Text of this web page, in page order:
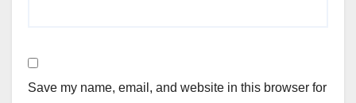
Save my name, email, and website in this browser for